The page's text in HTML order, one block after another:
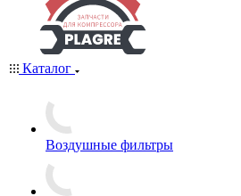
Каталог
Воздушные фильтры